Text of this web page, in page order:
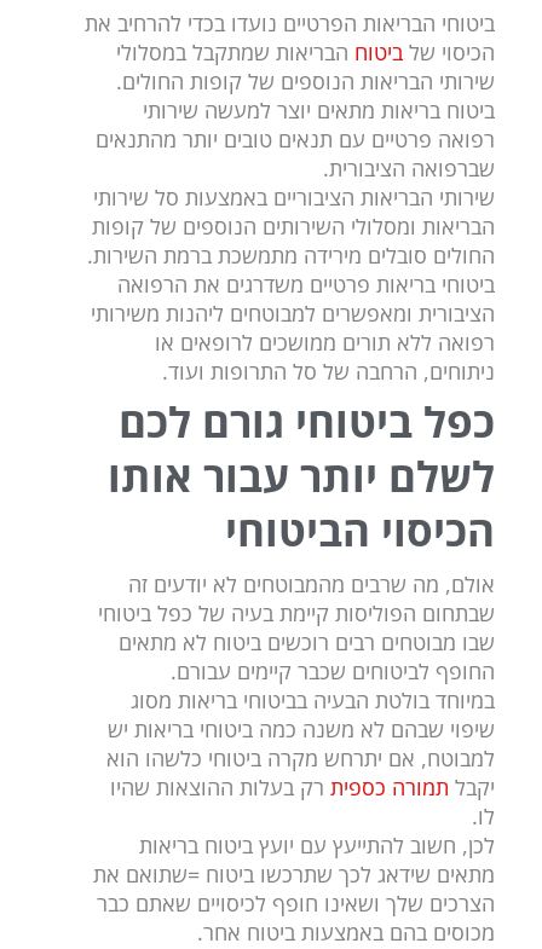
ביטוחי הבריאות הפרטיים נועדו בכדי להרחיב את
הכיסוי של ביטוח הבריאות שמתקבל במסלולי
שירותי הבריאות הנוספים של קופות החולים.
ביטוח בריאות מתאים יוצר למעשה שירותי
רפואה פרטיים עם תנאים טובים יותר מהתנאים
שברפואה הציבורית.
שירותי הבריאות הציבוריים באמצעות סל שירותי
הבריאות ומסלולי השירותים הנוספים של קופות
החולים סובלים מירידה מתמשכת ברמת השירות.
ביטוחי בריאות פרטיים משדרגים את הרפואה
הציבורית ומאפשרים למבוטחים ליהנות משירותי
רפואה ללא תורים ממושכים לרופאים או
ניתוחים, הרחבה של סל התרופות ועוד.
כפל ביטוחי גורם לכם
לשלם יותר עבור אותו
הכיסוי הביטוחי
אולם, מה שרבים מהמבוטחים לא יודעים זה
שבתחום הפוליסות קיימת בעיה של כפל ביטוחי
שבו מבוטחים רבים רוכשים ביטוח לא מתאים
החופף לביטוחים שכבר קיימים עבורם.
במיוחד בולטת הבעיה בביטוחי בריאות מסוג
שיפוי שבהם לא משנה כמה ביטוחי בריאות יש
למבוטח, אם יתרחש מקרה ביטוחי כלשהו הוא
יקבל תמורה כספיתרק בעלות ההוצאות שהיו
לו.
לכן, חשוב להתייעץ עם יועץ ביטוח בריאות
מתאים שידאג לכך שתרכשו ביטוח =שתואם את
הצרכים שלך ושאינו חופף לכיסויים שאתם כבר
מכוסים בהם באמצעות ביטוח אחר.